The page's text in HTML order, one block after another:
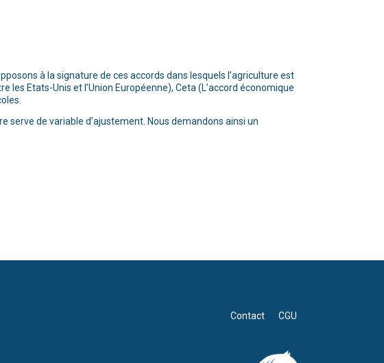
à la signature de ces accords dans lesquels l’agriculture est
Etats-Unis et l’Union Européenne), Ceta (L’accord économique
serve de variable d’ajustement. Nous demandons ainsi un
Contact CGU